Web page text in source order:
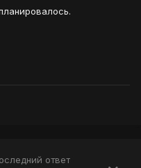
ответ